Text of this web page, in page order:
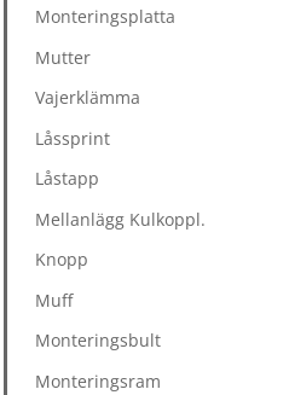
Monteringsplatta
Mutter
Vajerklämma
Låssprint
Låstapp
Mellanlägg Kulkoppl.
Knopp
Muff
Monteringsbult
Monteringsram